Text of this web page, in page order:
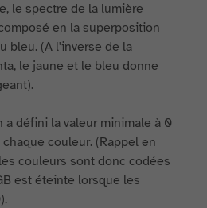
le spectre de la lumière
en la superposition
bleu. (A l'inverse de la
le jaune et le bleu donne
a défini la valeur minimale à 0
couleur. (Rappel en
couleurs sont donc codées
est éteinte lorsque les